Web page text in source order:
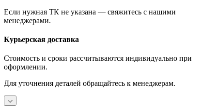
Если нужная ТК не указана — свяжитесь с нашими
менеджерами.
Курьерская доставка
Стоимость и сроки рассчитываются индивидуально при
оформлении.
Для уточнения деталей обращайтесь к менеджерам.